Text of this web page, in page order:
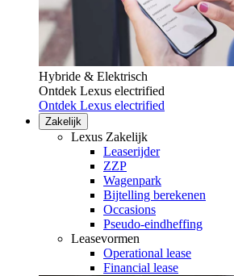
Hybride & Elektrisch
Ontdek Lexus electrified
Ontdek Lexus electrified
Zakelijk
Lexus Zakelijk
Leaserijder
ZZP
Wagenpark
Bijtelling berekenen
Occasions
Pseudo-eindheffing
Leasevormen
Operational lease
Financial lease